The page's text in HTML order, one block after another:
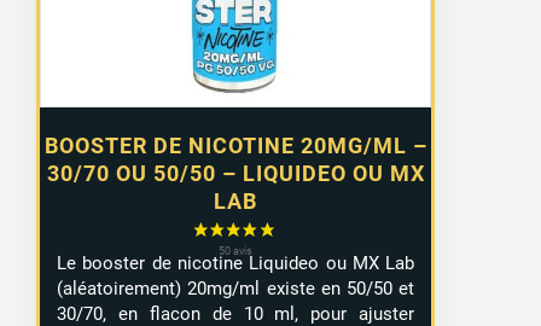
BOOSTER DE NICOTINE 20MG/ML –
30/70 OU 50/50 – LIQUIDEO OU MX
LAB
7,99 €
Le booster de nicotine Liquideo ou MX Lab
(aléatoirement) 20mg/ml existe en 50/50 et
30/70, en flacon de 10 ml, pour ajuster